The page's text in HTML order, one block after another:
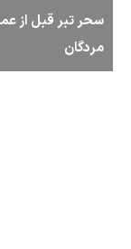
سحر تبر قبل از
مردگان